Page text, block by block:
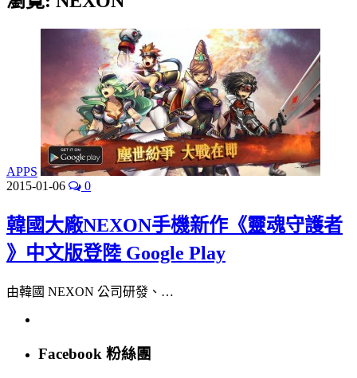
APPS
2015-01-06
0
韓國大廠NEXON手機新作《靈魂守護者
》中文版登陸 Google Play
由韓國 NEXON 公司研發、…
Facebook 粉絲團